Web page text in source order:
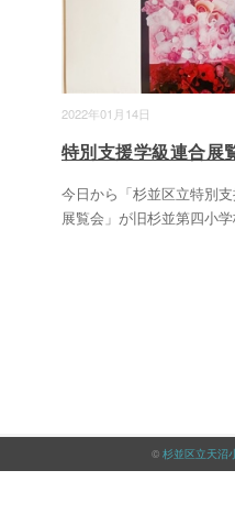
2022年01月14日
特別支援学級連合展
今日から「杉並区立特別
展覧会」が旧杉並第四小
© 杉並区立天沼